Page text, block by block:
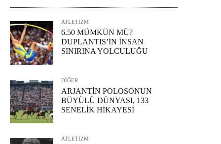
ATLETİZM
6.50 MÜMKÜN MÜ?
DUPLANTIS’İN İNSAN
SINIRINA YOLCULUĞU
DİĞER
ARJANTİN POLOSONUN
BÜYÜLÜ DÜNYASI, 133
SENELİK HİKAYESİ
ATLETİZM